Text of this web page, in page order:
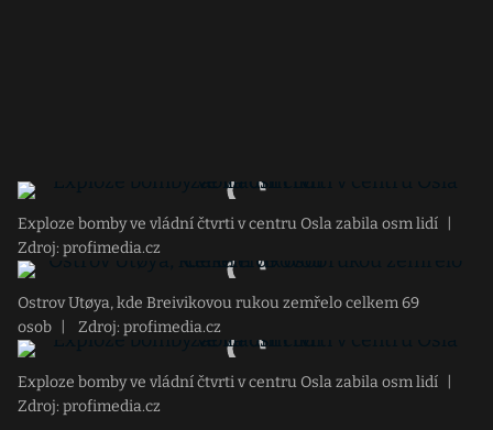
Exploze bomby ve vládní čtvrti v centru Osla zabila osm lidí
Zdroj: profimedia.cz
Ostrov Utøya, kde Breivikovou rukou zemřelo celkem 69
osob
Zdroj: profimedia.cz
Exploze bomby ve vládní čtvrti v centru Osla zabila osm lidí
Zdroj: profimedia.cz